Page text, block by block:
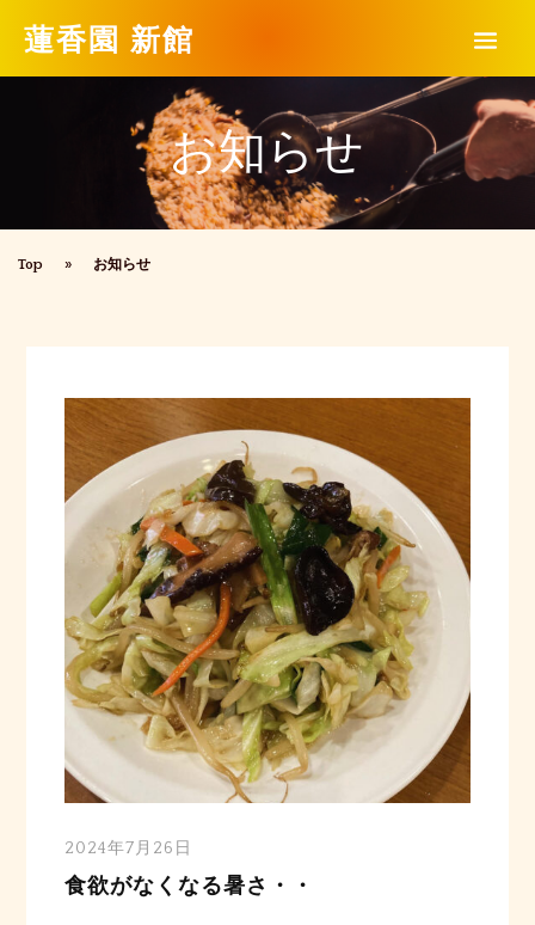
蓮香園 新館
お知らせ
Top » お知らせ
2024年7月26日
食欲がなくなる暑さ・・